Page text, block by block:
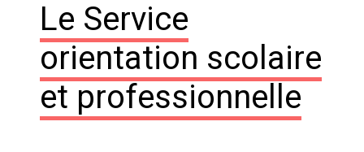
Le Service
orientation scolaire
et professionnelle